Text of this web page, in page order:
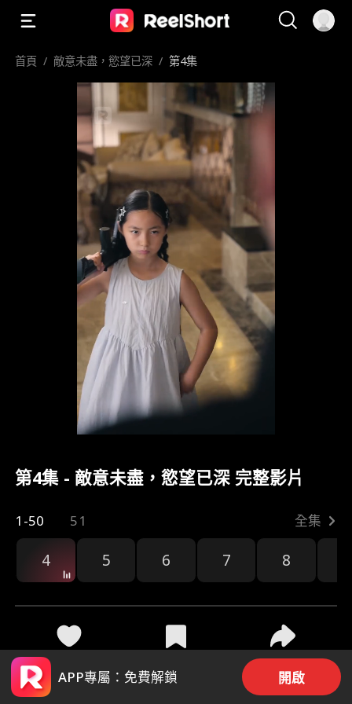
首頁 / 敵意未盡，慾望已深 / 第4集
第4集 - 敵意未盡，慾望已深 完整影片
1-50 51 全集
4 5 6 7 8
226 分享
APP專屬：免費解鎖 開啟